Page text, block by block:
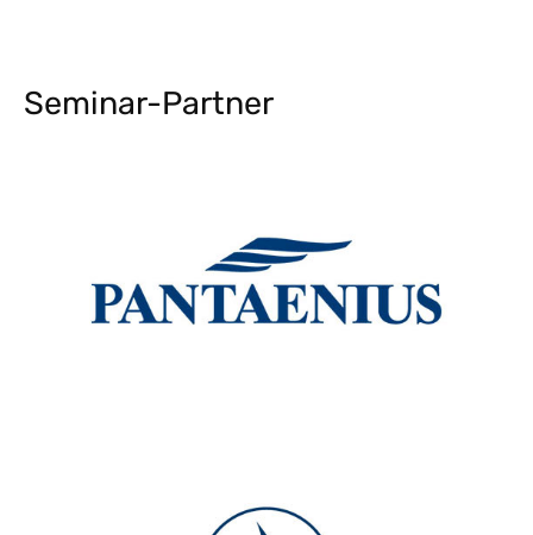
Seminar-Partner